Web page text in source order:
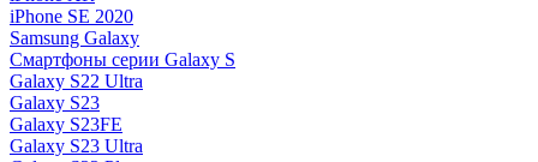
iPhone SE 2020
Samsung Galaxy
Смартфоны серии Galaxy S
Galaxy S22 Ultra
Galaxy S23
Galaxy S23FE
Galaxy S23 Ultra